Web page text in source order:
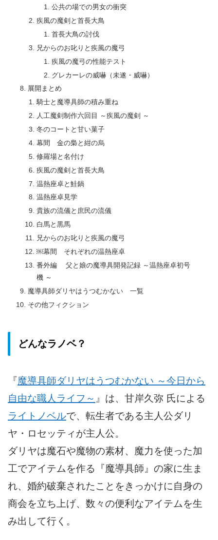
公共の場での男女の衝突
疾風の魔剣と首長大鳥
首長大鳥の討伐
兄からのお叱りと疾風の魔弓
疾風の魔弓の性能テスト
グレカーレの威嚇（未遂・威嚇）
展開まとめ
騎士と魔導具師の積み重ね
人工魔剣制作六回目 ～疾風の魔剣 ～
冬のコートと甘い菓子
幕間 金の梟と紺の烏
修羅場と名付け
疾風の魔剣と首長大鳥
温熱座卓と鮭鍋
温熱座卓見学
貴族の流儀と庶民の流儀
白馬と黒馬
兄からのお叱りと疾風の魔弓
￼幕間 それぞれの温熱座卓
番外編 父と娘の魔導具開発記録 ～温熱座卓初号
機 ～
魔導具師ダリヤはうつむかない 一覧
その他フィクション
どんなラノベ？
『魔導具師ダリヤはうつむかない ～今日から
自由な職人ライフ～ 』は、甘岸久弥 氏による
ライトノベルで、転生者である主人公ダリ
ヤ・ロセッティが主人公。
ダリヤは魔石や魔物の素材、魔力を使った加
工でアイテムを作る『魔導具師』の家に生ま
れ、婚約破棄されたことをきっかけに自身の
商会を立ち上げ、数々の便利なアイテムを生
み出して行く。